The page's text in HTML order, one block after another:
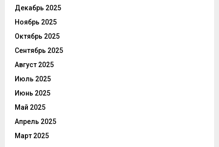
Декабрь 2025
Ноябрь 2025
Октябрь 2025
Сентябрь 2025
Август 2025
Июль 2025
Июнь 2025
Май 2025
Апрель 2025
Март 2025